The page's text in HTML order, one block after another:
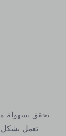
تحقق بسهولة